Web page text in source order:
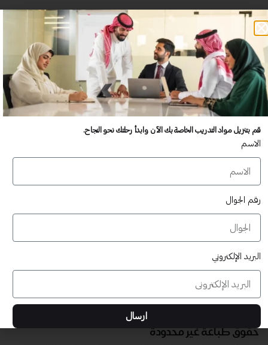
عدد غير محدود من المستخدمين
تدريب أكبر عدد تريده من المشاركين في موقعك - ​​إلى الأبد!
لا توجد رسوم تجديد سنوية
تدريب أكبر عدد تريده من المشاركين في موقعك - ​​إلى الأبد!
قابلة للتخصيص بالكامل
تدريب أكبر عدد تريده من المشاركين في موقعك - ​​إلى الأبد!
حقوق طباعة غير محدودة
قم بتنزيل مواد التدريب الخاصة بك الآن وابدأ رحلتك نحو النجاح.
الاسم
رقم الجوال
البريد الإلكتروني
ارسال